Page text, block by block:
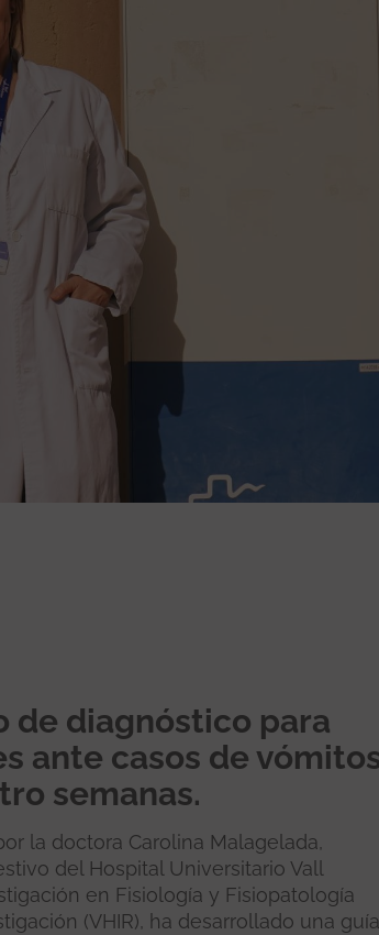
de diagnóstico para
ante casos de
semanas.
la doctora Carolina Malagelada,
del Hospital Universitario Vall
en Fisiología y Fisiopatología
(VHIR), ha desarrollado una guía